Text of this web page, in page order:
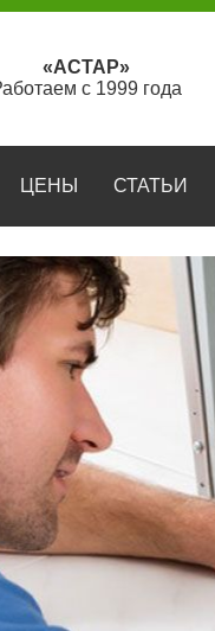
«АСТАР»
с 1999 года
ЦЕНЫ СТАТЬИ